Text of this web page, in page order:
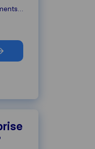
mallet@mallet-demenagements.fr